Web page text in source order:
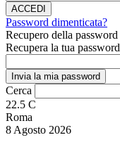
Password dimenticata?
Recupero della password
Recupera la tua password
Cerca
22.5 C
Roma
8 Agosto 2026